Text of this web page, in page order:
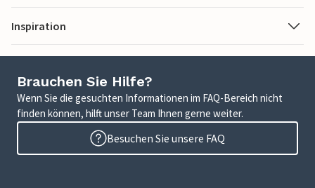
Inspiration
Brauchen Sie Hilfe?
Wenn Sie die gesuchten Informationen im FAQ-Bereich nicht
finden können, hilft unser Team Ihnen gerne weiter.
Besuchen Sie unsere FAQ